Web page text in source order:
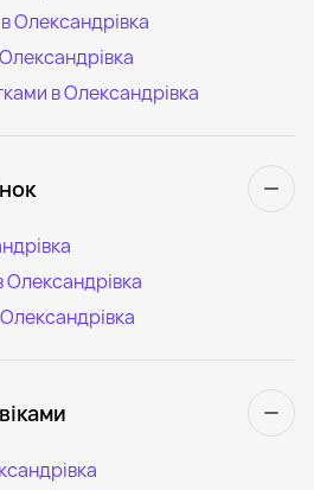
Олександрівка
в Олександрівка
Олександрівка